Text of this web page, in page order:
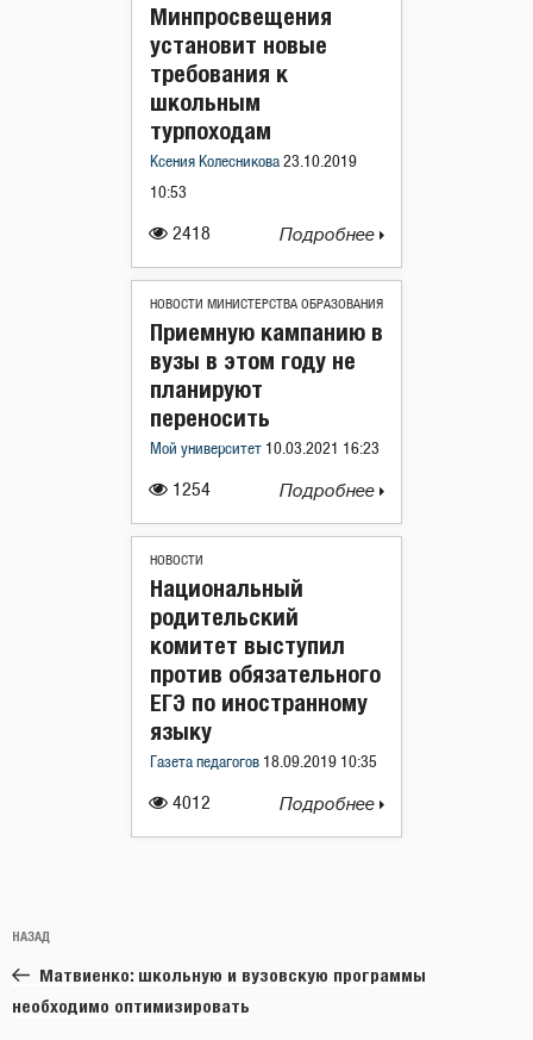
2418
Минпросвещения
установит новые
требования к
школьным
турпоходам
Ксения Колесникова 23.10.2019
10:53
Подробнее
НОВОСТИ МИНИСТЕРСТВА ОБРАЗОВАНИЯ
1254
Приемную кампанию в
вузы в этом году не
планируют
переносить
Мой университет 10.03.2021 16:23
Подробнее
НОВОСТИ
4012
Национальный
родительский
комитет выступил
против обязательного
ЕГЭ по иностранному
языку
Газета педагогов 18.09.2019 10:35
Подробнее
по
записям
Предыдущая
запись:
НАЗАД
Матвиенко: школьную и вузовскую программы
необходимо оптимизировать